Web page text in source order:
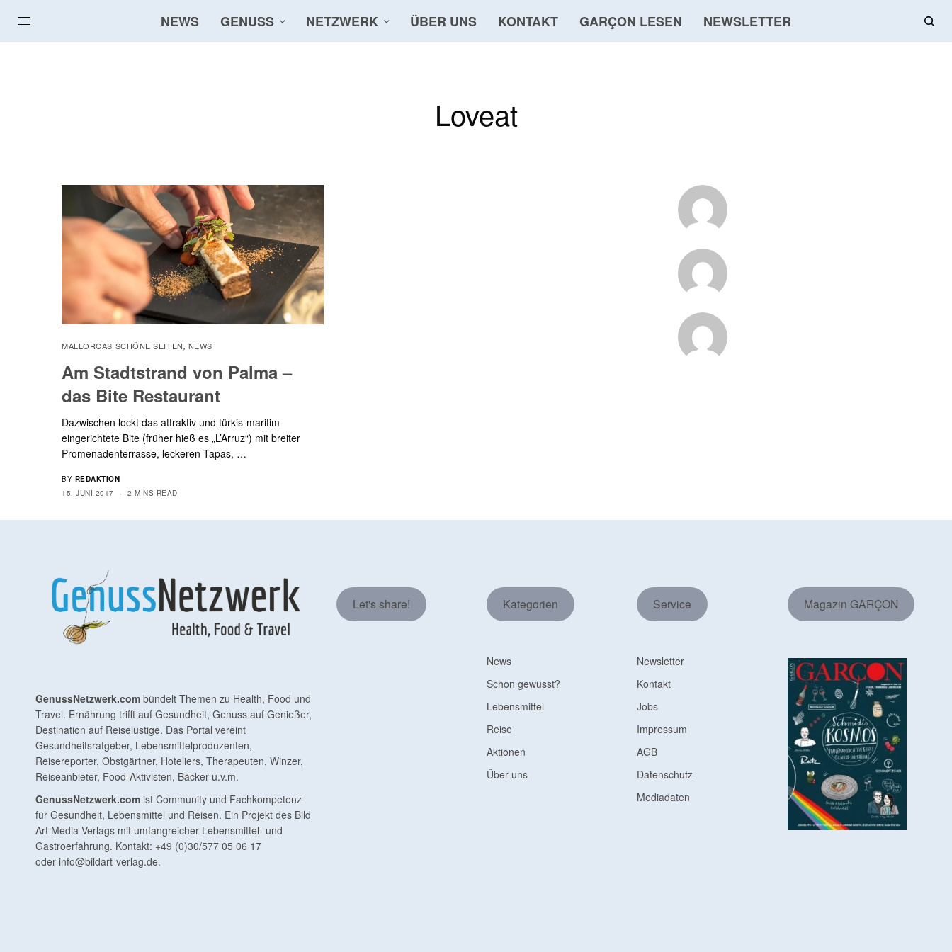
NEWS GENUSS NETZWERK ÜBER UNS KONTAKT GARÇON LESEN NEWSLETTER
Loveat
MALLORCAS SCHÖNE SEITEN , NEWS
Am Stadtstrand von Palma –
das Bite Restaurant
Dazwischen lockt das attraktiv und türkis-maritim
eingerichtete Bite (früher hieß es „L’Arruz“) mit breiter
Promenadenterrasse, leckeren Tapas, …
BY REDAKTION
15. JUNI 2017
2 MINS READ
GenussNetzwerk.com bündelt Themen zu Health, Food und
Travel. Ernährung trifft auf Gesundheit, Genuss auf Genießer,
Destination auf Reiselustige. Das Portal vereint
Gesundheitsratgeber, Lebensmittelproduzenten,
Reisereporter, Obstgärtner, Hoteliers, Therapeuten, Winzer,
Reiseanbieter, Food-Aktivisten, Bäcker u.v.m.
GenussNetzwerk.com ist Community und Fachkompetenz
für Gesundheit, Lebensmittel und Reisen. Ein Projekt des Bild
Art Media Verlags mit umfangreicher Lebensmittel- und
Gastroerfahrung. Kontakt: +49 (0)30/577 05 06 17
oder info@bildart-verlag.de.
Let's share! Kategorien
News
Schon gewusst?
Lebensmittel
Reise
Aktionen
Über uns
Service
Newsletter
Kontakt
Jobs
Impressum
AGB
Datenschutz
Mediadaten
Magazin GARÇON